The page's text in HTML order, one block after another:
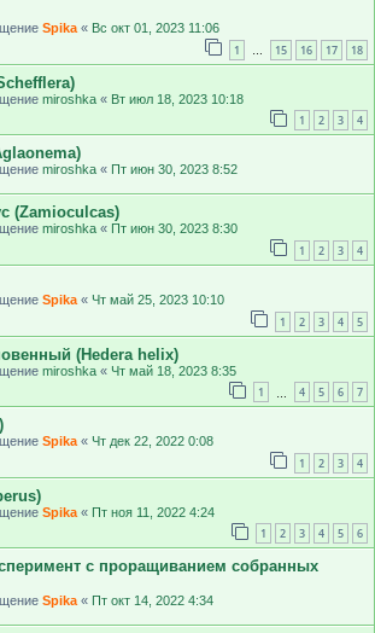
Spika « Вс окт 01, 2023 11:06
1 … 15 16 17 18
miroshka « Вт июл 18, 2023 10:18
1 2 3 4
miroshka « Пт июн 30, 2023 8:52
(Zamioculcas)
miroshka « Пт июн 30, 2023 8:30
1 2 3 4
Spika « Чт май 25, 2023 10:10
1 2 3 4 5
(Hedera helix)
miroshka « Чт май 18, 2023 8:35
1 4 5 6 7
Spika « Чт дек 22, 2022 0:08
1 2 3 4
Spika « Пт ноя 11, 2022 4:24
1 2 3 4 5 6
с проращиванием собранных
Spika« Пт окт 14, 2022 4:34